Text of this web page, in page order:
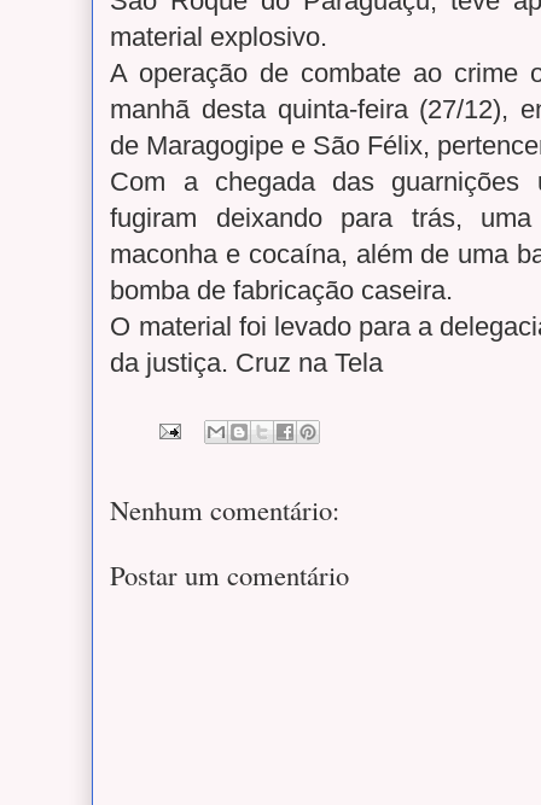
material explosivo.
A operação de combate ao crime
manhã desta quinta-feira (27/12),
de Maragogipe e São Félix,
Com a chegada das guarnições
fugiram deixando para trás,
maconha e cocaína, além de uma
bomba de fabricação caseira.
O material foi levado para a
da justiça. Cruz na Tela
Nenhum comentário:
Postar um comentário